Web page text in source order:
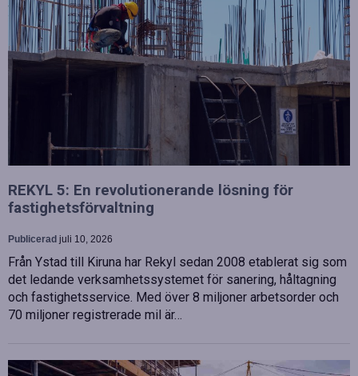
REKYL 5: En revolutionerande lösning för
fastighetsförvaltning
Publicerad juli 10, 2026
Från Ystad till Kiruna har Rekyl sedan 2008 etablerat sig som
det ledande verksamhetssystemet för sanering, håltagning
och fastighetsservice. Med över 8 miljoner arbetsorder och
70 miljoner registrerade mil är…